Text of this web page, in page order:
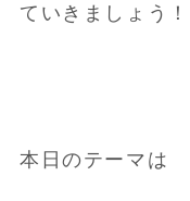
ていきましょう！
本日のテーマは